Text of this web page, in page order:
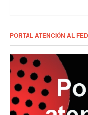
PORTAL ATENCIÓN AL